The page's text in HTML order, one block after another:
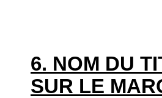
6. NOM DU
SUR LE